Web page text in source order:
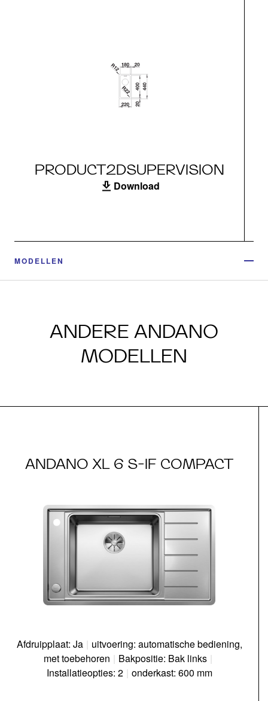
PRODUCT2DSUPERVISION
Download
MODELLEN
ANDERE ANDANO
MODELLEN
ANDANO XL 6 S-IF COMPACT
Afdruipplaat: Ja | uitvoering: automatische bediening,
met toebehoren | Bakpositie: Bak links |
Installatieopties: 2 | onderkast: 600 mm